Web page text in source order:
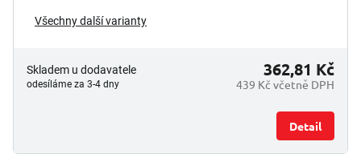
Všechny další varianty
Skladem u dodavatele
odesíláme za 3-4 dny 439 Kč včetně DPH
362,81 Kč
Detail